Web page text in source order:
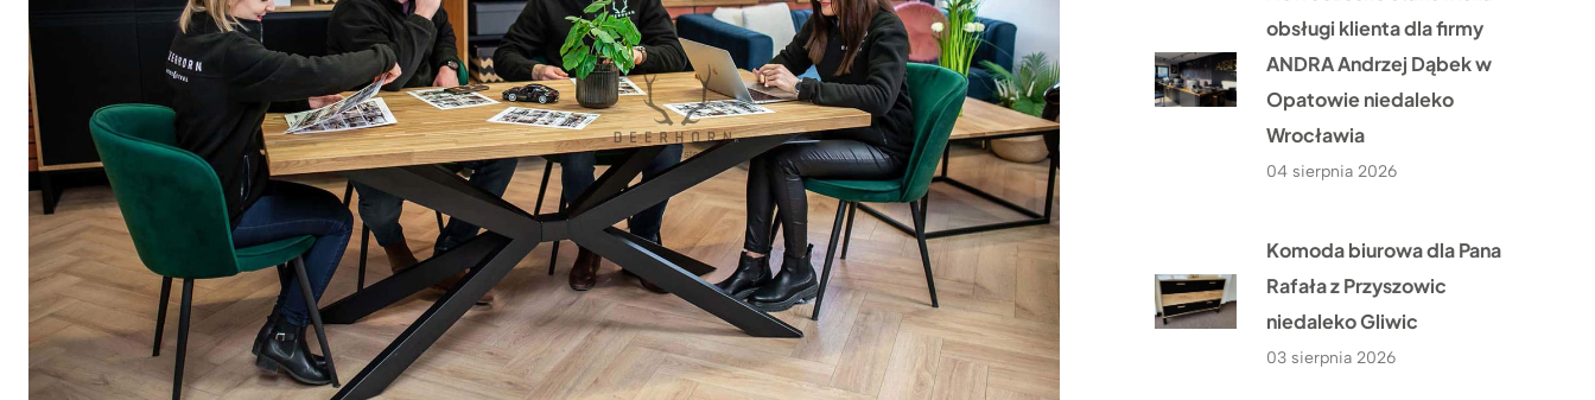
obsługi klienta dla firmy
ANDRA Andrzej Dąbek w
Opatowie niedaleko
Wrocławia
04 sierpnia 2026
Komoda biurowa dla Pana
Rafała z Przyszowic
niedaleko Gliwic
03 sierpnia 2026